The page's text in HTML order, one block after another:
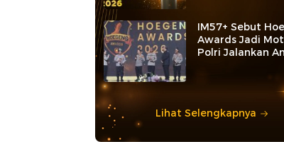
IM57+ Sebut
Awards Jadi
Polri Jalankan
Lihat Selengkapnya